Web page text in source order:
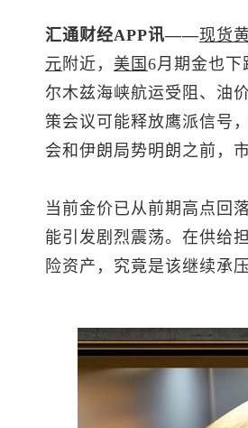
汇通财经APP讯——现货
元 附近， 美国 6月期金也下
尔木兹海峡航运受阻、油
策会议可能释放鹰派信号
会和伊朗局势明朗之前，
当前金价已从前期高点回
能引发剧烈震荡。在供给
险资产，究竟是该继续承